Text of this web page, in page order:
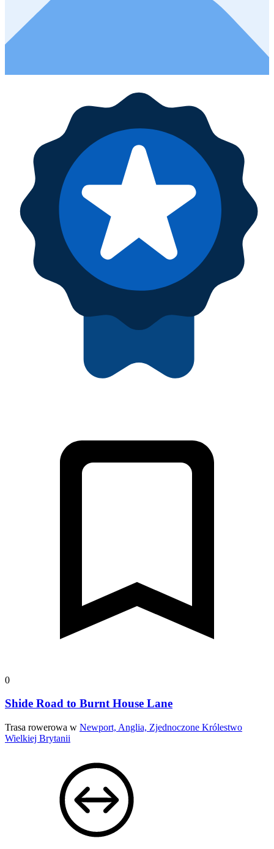
0
Shide Road to Burnt House Lane
Trasa rowerowa w Newport, Anglia, Zjednoczone Królestwo
Wielkiej Brytanii